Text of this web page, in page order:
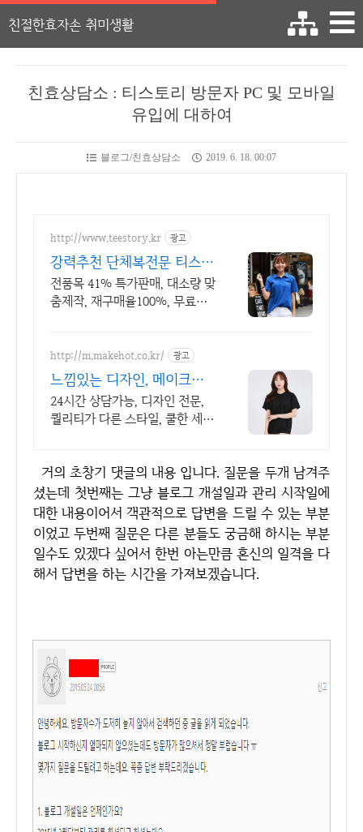
친절한효자손 취미생활
친효상담소 : 티스토리 방문자 PC 및 모바일
유입에 대하여
블로그/친효상담소 2019. 6. 18. 00:07
http://www.teestory.kr 광고
강력추천 단체복전문 티스토
리 16년 전통의 전문업체
전품목 41% 특가판매, 대소량 맞
춤제작, 재구매율100%, 무료디
http://m.makehot.co.kr/ 광고
느낌있는 디자인, 메이크핫
차별화되고 세련된 디자인!
24시간 상담가능, 디자인 전문,
퀄리티가 다른 스타일, 쿨한 세
거의 초창기 댓글의 내용 입니다. 질문을 두개 남겨주
셨는데 첫번째는 그냥 블로그 개설일과 관리 시작일에
대한 내용이어서 객관적으로 답변을 드릴 수 있는 부분
이었고 두번째 질문은 다른 분들도 궁금해 하시는 부분
일수도 있겠다 싶어서 한번 아는만큼 혼신의 일격을 다
해서 답변을 하는 시간을 가져보겠습니다.